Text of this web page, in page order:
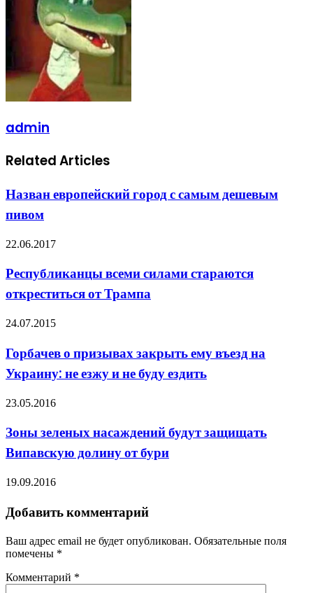
admin
Related Articles
Назван европейский город с самым дешевым
пивом
22.06.2017
Республиканцы всеми силами стараются
откреститься от Трампа
24.07.2015
Горбачев о призывах закрыть ему въезд на
Украину: не езжу и не буду ездить
23.05.2016
Зоны зеленых насаждений будут защищать
Випавскую долину от бури
19.09.2016
Добавить комментарий
Ваш адрес email не будет опубликован. Обязательные поля
помечены *
Комментарий *